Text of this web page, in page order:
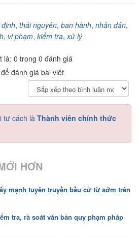
, thái nguyên, ban hành, nhân dân,
, vi phạm, kiểm tra,xử lý
là: 0 trong 0 đánh giá
đánh giá bài viết
tư cách là Thành viên chính thức
HƠN
mạnh tuyên truyền bầu cử từ sớm trên
tra, rà soát văn bản quy phạm pháp